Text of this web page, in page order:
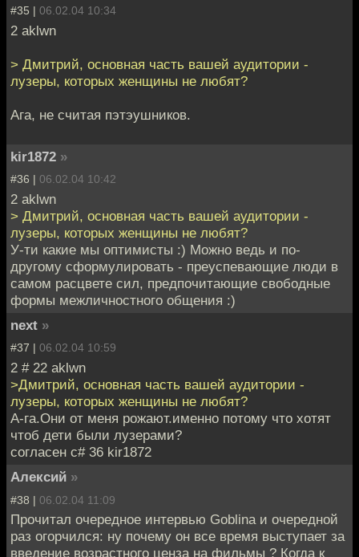
#35 | 06.02.04 10:34
2 aklwn
> Дмитрий, основная часть вашей аудитории -
лузеры, которых женщины не любят?
Ага, не считая пэтэушников.
kir1872 »
#36 | 06.02.04 10:42
2 aklwn
> Дмитрий, основная часть вашей аудитории -
лузеры, которых женщины не любят?
У-ти какие мы оптимисты :) Можно ведь и по-
другому сформулировать - преуспевающие люди в
самом расцвете сил, предпочитающие свободные
формы межличностного общения :)
next »
#37 | 06.02.04 10:59
2 # 22 aklwn
>Дмитрий, основная часть вашей аудитории -
лузеры, которых женщины не любят?
А-га.Они от меня рожают.именно потому что хотят
чтоб дети были лузерами?
согласен с# 36 kir1872
Алексий »
#38 | 06.02.04 11:09
Прочитал очередное интервью Goblina и очередной
раз огорчился: ну почему он все время выступает за
введение возрастного ценза на фильмы ? Когда к